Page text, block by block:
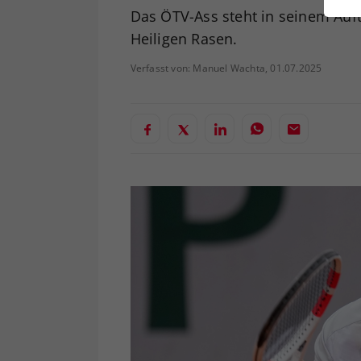
Das ÖTV-Ass steht in seinem
Heiligen Rasen.
Verfasst von: Manuel Wachta, 01.07.2025